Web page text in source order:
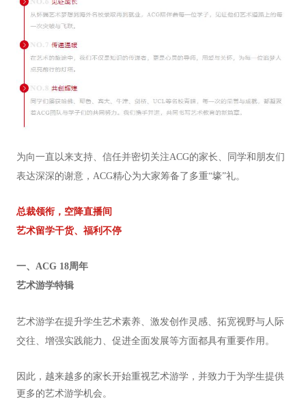
为向一直以来支持、信任并密切关注ACG的家长、同学和朋友们
表达深深的谢意，ACG精心为大家筹备了多重“壕”礼。
总裁领衔，空降直播间
艺术留学干货、福利不停
一、 ACG 18周年
艺术游学特辑
艺术游学在提升学生艺术素养、激发创作灵感、拓宽视野与人际
交往、增强实践能力、促进全面发展等方面都具有重要作用。
因此，越来越多的家长开始重视艺术游学，并致力于为学生提供
更多的艺术游学机会。